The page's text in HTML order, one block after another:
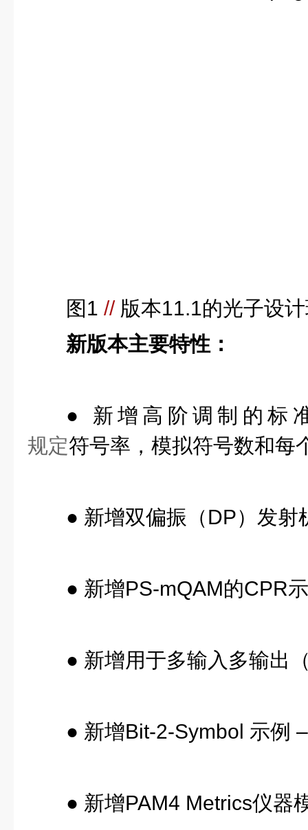
图1 // 版本11.1的光子设
新版本主要特性：
● 新增高阶调制的标
规定符号率，模拟符号数和每
● 新增双偏振（DP）发
● 新增PS-mQAM的CPR
● 新增用于多输入多输出
● 新增Bit-2-Symbol 示例
● 新增PAM4 Metrics仪器